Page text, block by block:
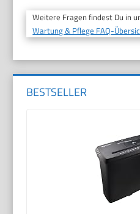
Weitere Fragen findest Du in
Wartung & Pflege FAQ-
BESTSELLER